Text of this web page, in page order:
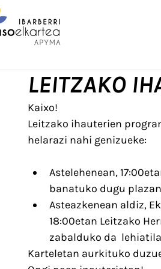
LEITZAKO
Kaixo!
Leitzako ihauterien
helarazi nahi genizueke:
Astelehenean,
banatuko dugu
Asteazkenean aldiz,
18:00etan Leitzako
zabalduko da
Karteletan aurkituko